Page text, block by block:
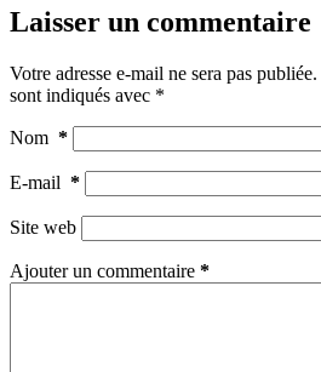
Laisser un commentaire
Votre adresse e-mail ne sera pas publiée.
sont indiqués avec *
Nom *
E-mail *
Site web
Ajouter un commentaire *